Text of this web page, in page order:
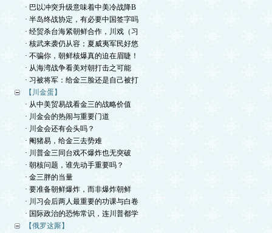
· 巴以冲突升级意味着中美冷战降B
· 半岛终战协定，有必要中国签字吗
· 经贸杀台海紧朝鲜合作，川戏（习
· 核武来袭仍从容；夏威夷军民好悠
· 不骗你，朝鲜核爆真的迫在眉睫！
· 从海湾战争看美对朝打击之可能
· 习被将军：给金三脸还是自己被打
【川金蛋】
· 从中美贸易战看金三的战略价值
· 川金会的热闹与重要门道
· 川金会还有会头吗？
· 阉猪易，给金三去势难
· 川普金三同台戏不爆炸也无突破
· 朝核问题，谁先动手重要吗？
· 金三胖的当量
· 要准备朝鲜爆炸，而非爆炸朝鲜
· 川习会后两人最重要的功课与白卷
· 国际政治的恐怖常识，连川普都学
【俄罗这厮】